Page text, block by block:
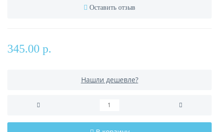
Оставить отзыв
345.00 р.
Нашли дешевле?